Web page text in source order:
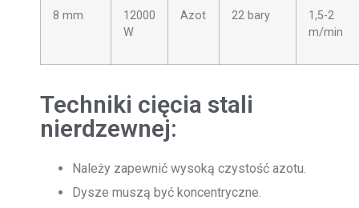
8 mm
12000
W
Azot 22 bary
1,5-2
m/min
Techniki cięcia stali
nierdzewnej:
Należy zapewnić wysoką czystość azotu.
Dysze muszą być koncentryczne.